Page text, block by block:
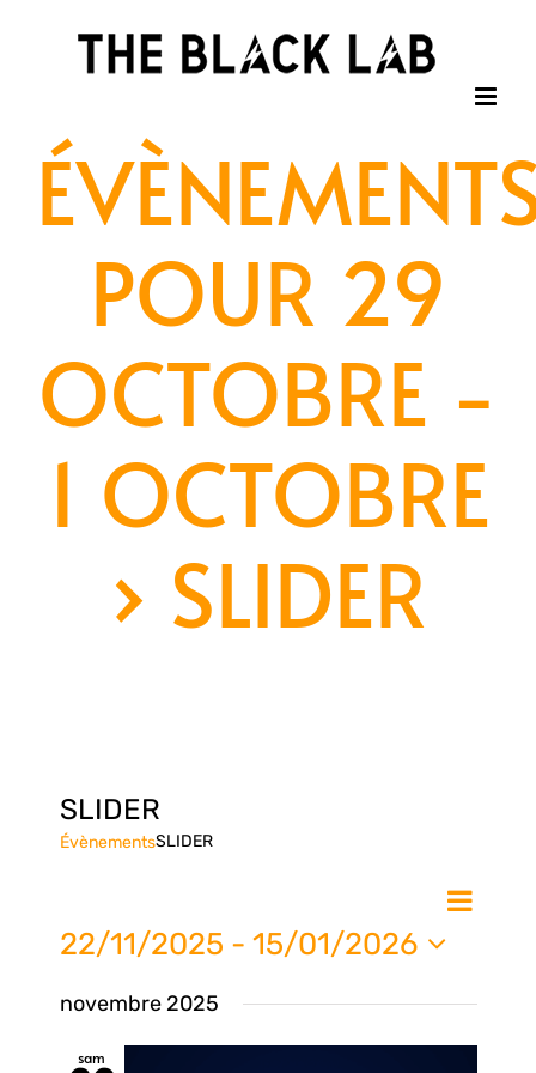
POUR 29
OCTOBRE -
1 OCTOBRE
› SLIDER
SLIDER
ÉvènementsSLIDER
Liste
22/11/2025 - 15/01/2026
une
date.
novembre 2025
sam